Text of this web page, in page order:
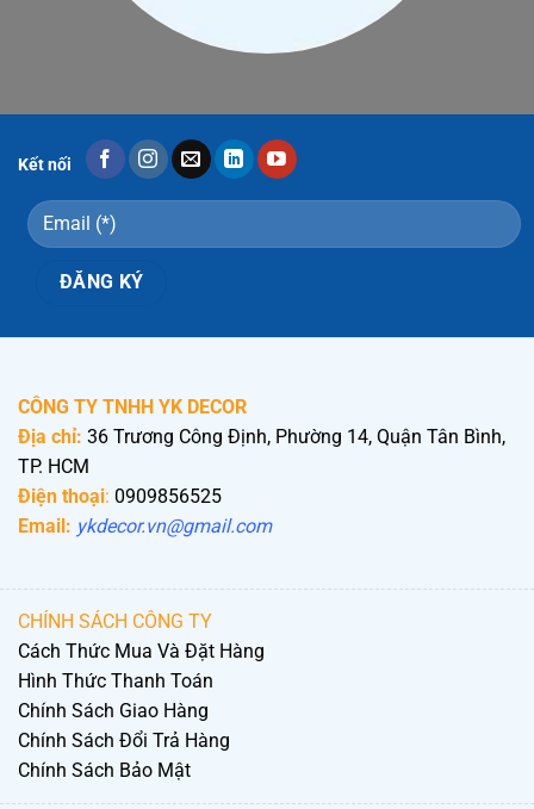
Kết nối
CÔNG TY TNHH YK DECOR
Địa chỉ: 36 Trương Công Định, Phường 14, Quận Tân Bình,
TP. HCM
Điện thoại: 0909856525
Email: ykdecor.vn@gmail.com
CHÍNH SÁCH CÔNG TY
Cách Thức Mua Và Đặt Hàng
Hình Thức Thanh Toán
Chính Sách Giao Hàng
Chính Sách Đổi Trả Hàng
Chính Sách Bảo Mật